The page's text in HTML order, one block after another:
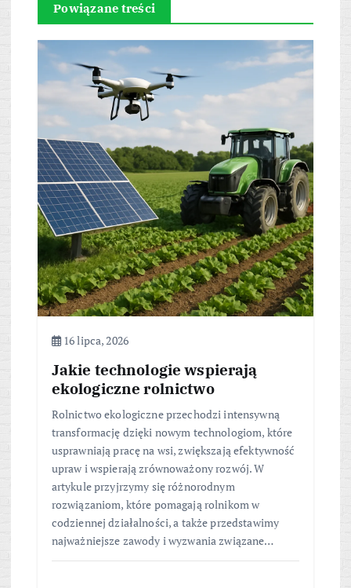
Powiązane treści
16 lipca, 2026
Jakie technologie wspierają
ekologiczne rolnictwo
Rolnictwo ekologiczne przechodzi intensywną
transformację dzięki nowym technologiom, które
usprawniają pracę na wsi, zwiększają efektywność
upraw i wspierają zrównoważony rozwój. W
artykule przyjrzymy się różnorodnym
rozwiązaniom, które pomagają rolnikom w
codziennej działalności, a także przedstawimy
najważniejsze zawody i wyzwania związane…